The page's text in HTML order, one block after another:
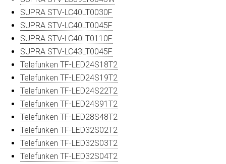
SUPRA STV-LC40LT0030F
SUPRA STV-LC40LT0045F
SUPRA STV-LC40LT0110F
SUPRA STV-LC43LT0045F
Telefunken TF-LED24S18T2
Telefunken TF-LED24S19T2
Telefunken TF-LED24S22T2
Telefunken TF-LED24S91T2
Telefunken TF-LED28S48T2
Telefunken TF-LED32S02T2
Telefunken TF-LED32S03T2
Telefunken TF-LED32S04T2